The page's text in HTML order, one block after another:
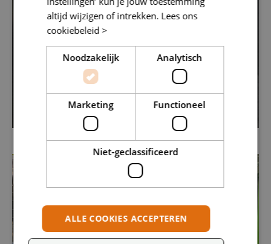
altijd wijzigen of intrekken. Lees ons
cookiebeleid >
Noodzakelijk Analytisch
Marketing Functioneel
Niet-geclassificeerd
ALLE COOKIES ACCEPTEREN